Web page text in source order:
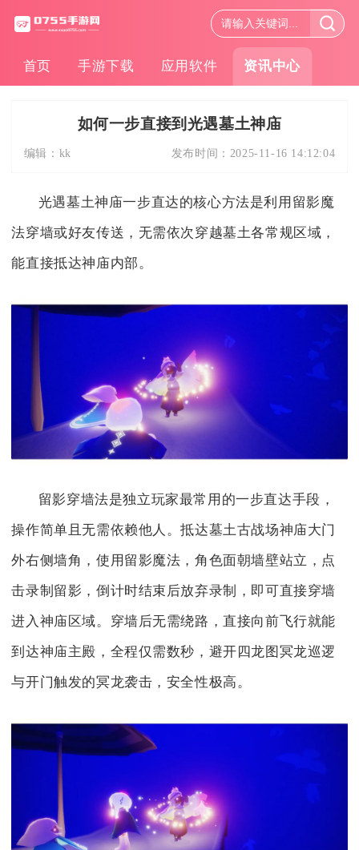
首页 手游下载 应用软件 资讯中心
如何一步直接到光遇墓土神庙
编辑： kk 发布时间： 2025-11-16 14:12:04
光遇墓土神庙一步直达的核心方法是利用留影魔
法穿墙或好友传送，无需依次穿越墓土各常规区域，
能直接抵达神庙内部。
留影穿墙法是独立玩家最常用的一步直达手段，
操作简单且无需依赖他人。抵达墓土古战场神庙大门
外右侧墙角，使用留影魔法，角色面朝墙壁站立，点
击录制留影，倒计时结束后放弃录制，即可直接穿墙
进入神庙区域。穿墙后无需绕路，直接向前飞行就能
到达神庙主殿，全程仅需数秒，避开四龙图冥龙巡逻
与开门触发的冥龙袭击，安全性极高。